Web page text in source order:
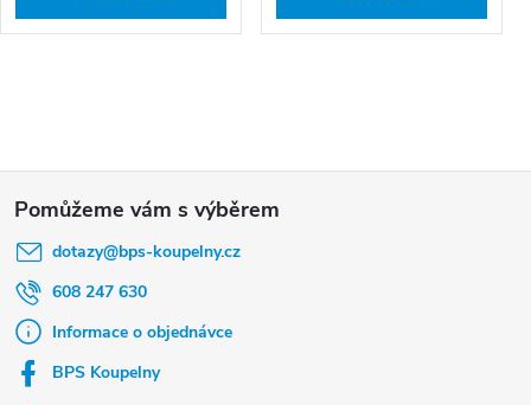
dotazy@bps-koupelny.cz
608 247 630
Informace o objednávce
BPS Koupelny